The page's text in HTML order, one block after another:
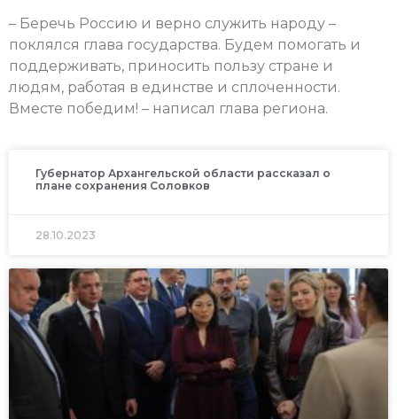
– Беречь Россию и верно служить народу –
поклялся глава государства. Будем помогать и
поддерживать, приносить пользу стране и
людям, работая в единстве и сплоченности.
Вместе победим! – написал глава региона.
Губернатор Архангельской области рассказал о
плане сохранения Соловков
28.10.2023